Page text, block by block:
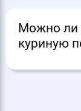
Можно ли
куриную